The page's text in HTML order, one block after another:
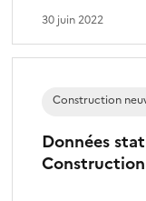
30 juin 2022
Données
Construction
Construction